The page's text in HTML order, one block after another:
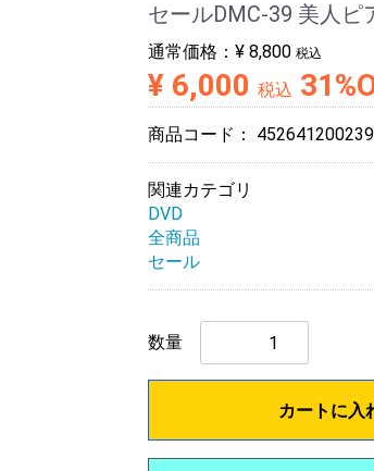
セールDMC-39 美人ピ
通常価格： ¥ 8,800 税込
¥ 6,000 税込
商品コード：
関連カテゴリ
DVD
全商品
セール
数量
カートに入